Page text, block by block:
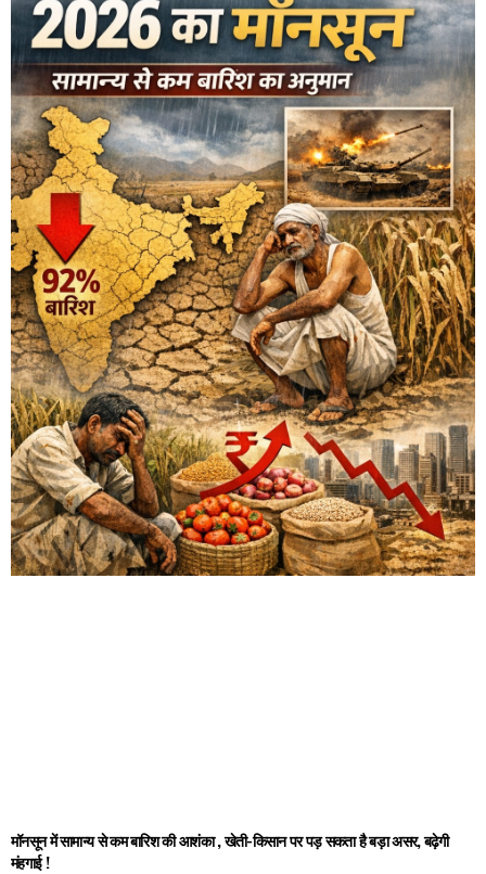
मॉनसून में सामान्य से कम बारिश की आशंका , खेती-किसान पर पड़ सकता है बड़ा असर, बढ़ेगी
मंहगाई !